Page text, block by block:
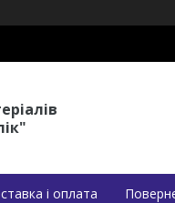
і оплата